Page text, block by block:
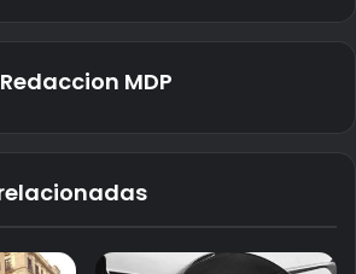
Redaccion MDP